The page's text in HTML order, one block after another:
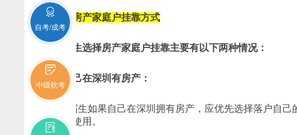
一、房产家庭户挂靠方式
应届生选择房产家庭户挂靠主要有以下两种情况：
1. 自己在深圳有房产：
- 应届生如果自己在深圳拥有房产，应优先选择落户自
理和使用。
自考/成考
中级软考